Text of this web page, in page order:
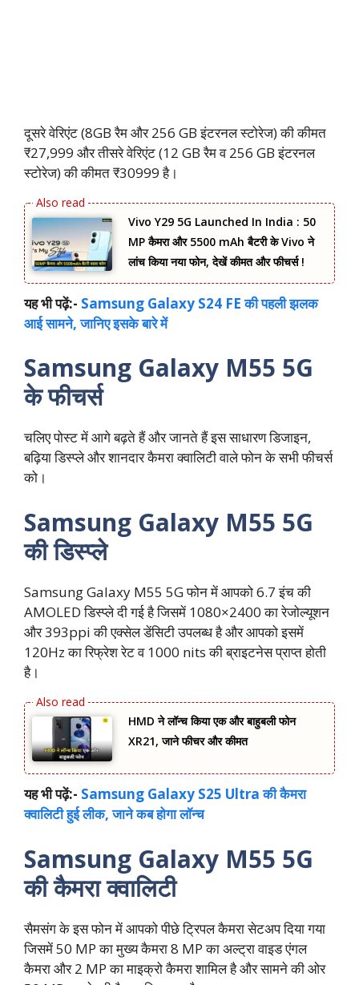
दूसरे वेरिएंट (8GB रैम और 256 GB इंटरनल स्टोरेज) की कीमत
₹27,999 और तीसरे वेरिएंट (12 GB रैम व 256 GB इंटरनल
स्टोरेज) की कीमत ₹30999 है।
Vivo Y29 5G Launched In India : 50
MP कैमरा और 5500 mAh बैटरी के Vivo ने
लांच किया नया फोन, देखें कीमत और फीचर्स !
यह भी पढ़ें:- Samsung Galaxy S24 FE की पहली झलक
आई सामने, जानिए इसके बारे में
Samsung Galaxy M55 5G
के फीचर्स
चलिए पोस्ट में आगे बढ़ते हैं और जानते हैं इस साधारण डिजाइन,
बढ़िया डिस्प्ले और शानदार कैमरा क्वालिटी वाले फोन के सभी फीचर्स
को।
Samsung Galaxy M55 5G
की डिस्प्ले
Samsung Galaxy M55 5G फोन में आपको 6.7 इंच की
AMOLED डिस्प्ले दी गई है जिसमें 1080×2400 का रेजोल्यूशन
और 393ppi की एक्सेल डेंसिटी उपलब्ध है और आपको इसमें
120Hz का रिफ्रेश रेट व 1000 nits की ब्राइटनेस प्राप्त होती
है।
HMD ने लॉन्च किया एक और बाहुबली फोन
XR21, जाने फीचर और कीमत
यह भी पढ़ें:- Samsung Galaxy S25 Ultra की कैमरा
क्वालिटी हुई लीक, जाने कब होगा लॉन्च
Samsung Galaxy M55 5G
की कैमरा क्वालिटी
सैमसंग के इस फोन में आपको पीछे ट्रिपल कैमरा सेटअप दिया गया
जिसमें 50 MP का मुख्य कैमरा 8 MP का अल्ट्रा वाइड एंगल
कैमरा और 2 MP का माइक्रो कैमरा शामिल है और सामने की ओर